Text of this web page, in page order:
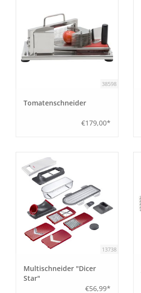
38598
Tomatenschneider
€179,00*
13738
Multischneider "Dicer
Star"
€56,99*